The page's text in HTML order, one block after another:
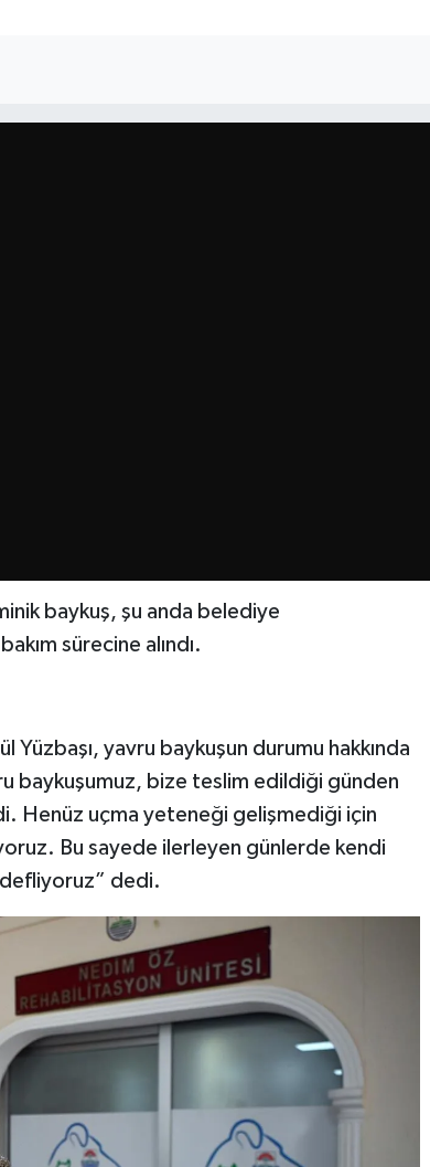
baykuş, şu anda belediye
sürecine alındı.
yavru baykuşun durumu hakkında
baykuşumuz, bize teslim edildiği günden
Henüz uçma yeteneği gelişmediği için
Bu sayede ilerleyen günlerde kendi
dedi.